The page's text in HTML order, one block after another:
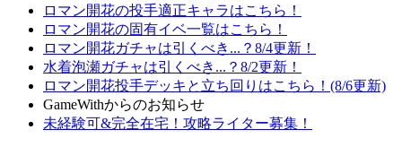
ロマン開花の投手適正キャラはこちら！
ロマン開花の固有イベ一覧はこちら！
ロマン開花ガチャは引くべき...？8/4更新！
水着泡瀬ガチャは引くべき...？8/2更新！
ロマン開花投手デッキと立ち回りはこちら！(8/6更新)
GameWithからのお知らせ
未経験可&完全在宅！攻略ライター募集！